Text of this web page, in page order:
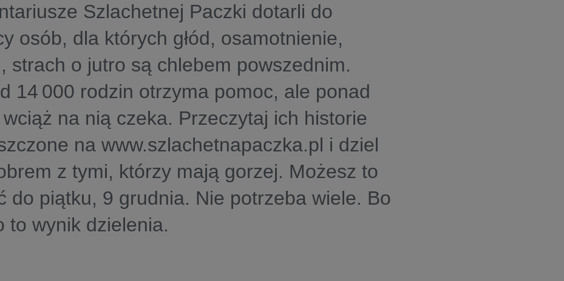
Szlachetnej Paczki dotarli do
osób, dla których głód, osamotnienie,
strach o jutro są chlebem powszednim.
14 000 rodzin otrzyma pomoc, ale ponad
na nią czeka. Przeczytaj ich historie
na www.szlachetnapaczka.pl i dziel
z tymi, którzy mają gorzej. Możesz to
do piątku, 9 grudnia. Nie potrzeba wiele. Bo
to wynik dzielenia.